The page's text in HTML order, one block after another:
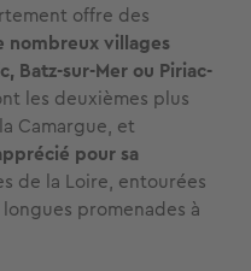
offre des
nombreux villages
Batz-sur-Mer ou Piriac-
les deuxièmes plus
Camargue, et
pour sa
de la Loire, entourées
promenades à